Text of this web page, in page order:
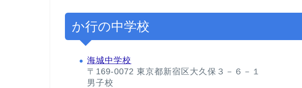
か行の中学校
海城中学校
〒169-0072 東京都新宿区大久保３－６－１
男子校